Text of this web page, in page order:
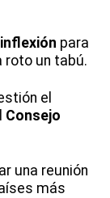
para
roto un tabú.
el
Consejo
una reunión
más